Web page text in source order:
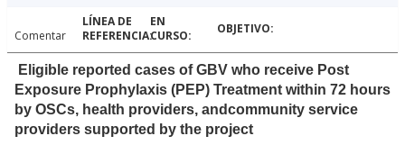
Comentar
Eligible reported cases of GBV who receive Post
Exposure Prophylaxis (PEP) Treatment within 72 hours
by OSCs, health providers, andcommunity service
providers supported by the project